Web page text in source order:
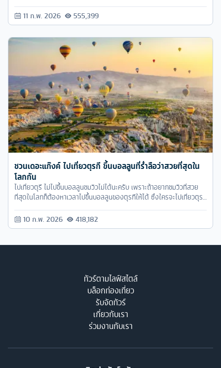
จองทัวร์เวียดนามไปเที่ยวได้เลย
11 ก.พ. 2026 555,399
ชวนเดอะแก๊งค์ ไปเที่ยวตุรกี ขึ้นบอลลูนที่ร่ำลือว่าสวยที่สุดใน
โลกกัน
ไปเที่ยวตุรี ไม่ไปขึ้นบอลลูนชมวิวไม่ได้นะครับ เพราะถ้าอยากชมวิวที่สวย
ที่สุดในโลกก็ต้องหาเวลาไปขึ้นบอลลูนของตุรกีให้ได้ ซึ่งใครจะไปเที่ยวตุรกี
10 ก.พ. 2026 418,182
ทัวร์ตามไลฟ์สไตล์
บล็อกท่องเที่ยว
รับจัดทัวร์
เกี่ยวกับเรา
ร่วมงานกับเรา